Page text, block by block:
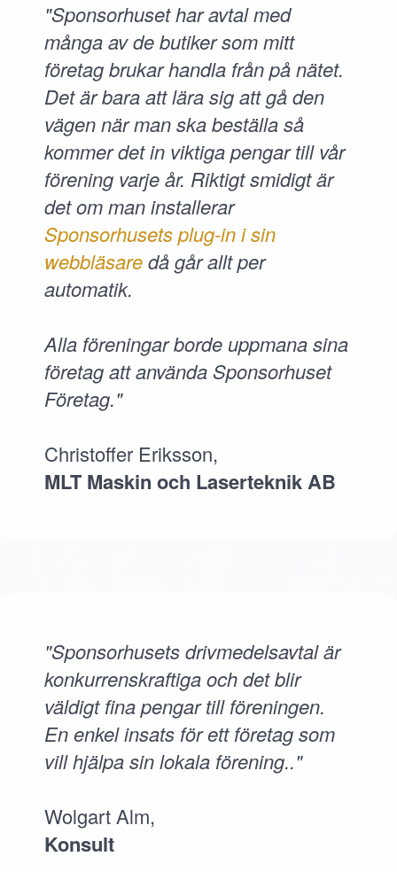
"Sponsorhuset har avtal med
många av de butiker som mitt
företag brukar handla från på nätet.
Det är bara att lära sig att gå den
vägen när man ska beställa så
kommer det in viktiga pengar till vår
förening varje år. Riktigt smidigt är
det om man installerar
Sponsorhusets plug-in i sin
webbläsaredå går allt per
automatik.
Alla föreningar borde uppmana sina
företag att använda Sponsorhuset
Företag."
Christoffer Eriksson,
MLT Maskin och Laserteknik AB
"Sponsorhusets drivmedelsavtal är
konkurrenskraftiga och det blir
väldigt fina pengar till föreningen.
En enkel insats för ett företag som
vill hjälpa sin lokala förening.."
Wolgart Alm,
Konsult